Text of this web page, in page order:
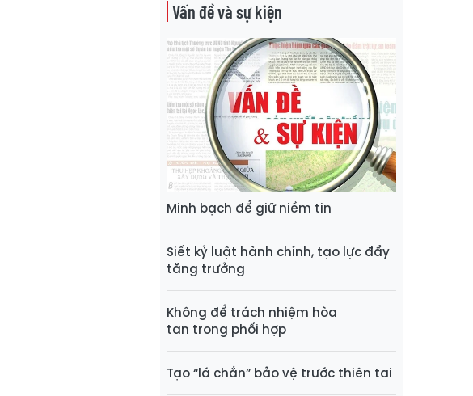
Vấn đề và sự kiện
Minh bạch để giữ niềm tin
Siết kỷ luật hành chính, tạo lực đẩy
tăng trưởng
Không để trách nhiệm hòa
tan trong phối hợp
Tạo “lá chắn” bảo vệ trước thiên tai